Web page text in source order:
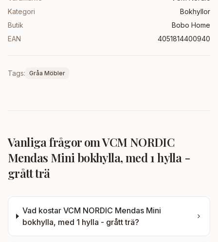
Kategori
Bokhyllor
Butik
Bobo Home
EAN
4051814400940
Tags: Gråa Möbler
Vanliga frågor omVCM NORDIC
Mendas Mini bokhylla, med 1 hylla -
grått trä
Vad kostarVCM NORDIC Mendas Mini
bokhylla, med 1 hylla - grått trä?